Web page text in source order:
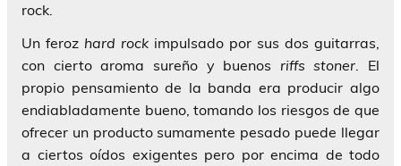
rock.
Un feroz hard rock impulsado por sus dos guitarras,
con cierto aroma sureño y buenos riffs stoner. El
propio pensamiento de la banda era producir algo
endiabladamente bueno, tomando los riesgos de que
ofrecer un producto sumamente pesado puede llegar
a ciertos oídos exigentes pero por encima de todo